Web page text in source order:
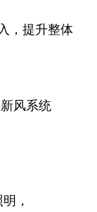
，提升整体
风系统
，